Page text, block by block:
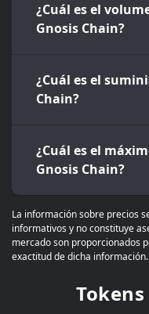
¿Cuál es el
Gnosis Chain?
¿Cuál es el
Chain?
¿Cuál es el
Gnosis Chain?
La información sobre precios
informativos y no constituye
mercado son proporcionados
exactitud de dicha información.